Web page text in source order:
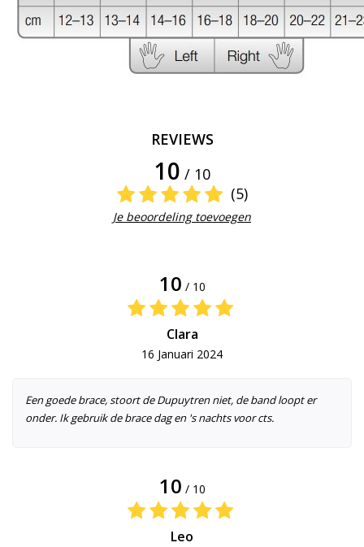
REVIEWS
10 / 10
(5)
Je beoordeling toevoegen
10 / 10
Clara
16 Januari 2024
Een goede brace, stoort de Dupuytren niet, de band loopt er
onder. Ik gebruik de brace dag en 's nachts voor cts.
10 / 10
Leo